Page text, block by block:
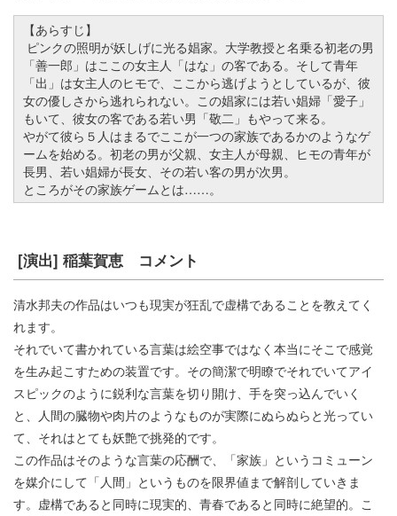
【あらすじ】
ピンクの照明が妖しげに光る娼家。大学教授と名乗る初老の男
「善一郎」はここの女主人「はな」の客である。そして青年
「出」は女主人のヒモで、ここから逃げようとしているが、彼
女の優しさから逃れられない。この娼家には若い娼婦「愛子」
もいて、彼女の客である若い男「敬二」もやって来る。
やがて彼ら５人はまるでここが一つの家族であるかのようなゲ
ームを始める。初老の男が父親、女主人が母親、ヒモの青年が
長男、若い娼婦が長女、その若い客の男が次男。
ところがその家族ゲームとは……。
[演出] 稲葉賀恵 コメント
清水邦夫の作品はいつも現実が狂乱で虚構であることを教えてく
れます。
それでいて書かれている言葉は絵空事ではなく本当にそこで感覚
を生み起こすための装置です。その簡潔で明瞭でそれでいてアイ
スピックのように鋭利な言葉を切り開け、手を突っ込んでいく
と、人間の臓物や肉片のようなものが実際にぬらぬらと光ってい
て、それはとても妖艶で挑発的です。
この作品はそのような言葉の応酬で、「家族」というコミューン
を媒介にして「人間」というものを限界値まで解剖していきま
す。虚構であると同時に現実的、青春であると同時に絶望的。こ